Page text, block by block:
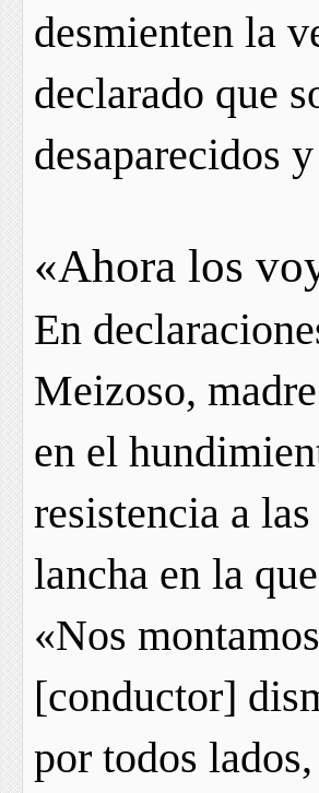
desmienten la
declarado que
desaparecidos
«Ahora los
En
Meizoso,
en el
resistencia a
lancha en la
«Nos
[conductor]
por todos